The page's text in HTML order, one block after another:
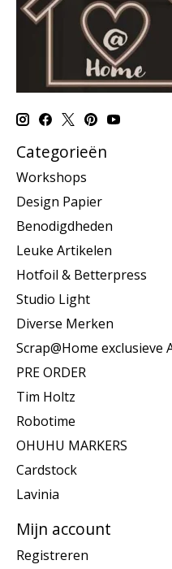
Categorieën
Workshops
Design Papier
Benodigdheden
Leuke Artikelen
Hotfoil & Betterpress
Studio Light
Diverse Merken
Scrap@Home exclusieve
PRE ORDER
Tim Holtz
Robotime
OHUHU MARKERS
Cardstock
Lavinia
Mijn account
Registreren